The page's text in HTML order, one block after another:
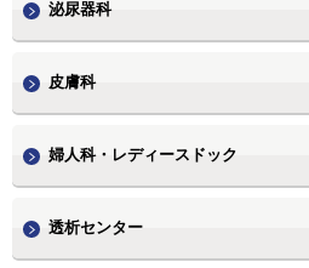
泌尿器科
皮膚科
婦人科・レディースドック
透析センター